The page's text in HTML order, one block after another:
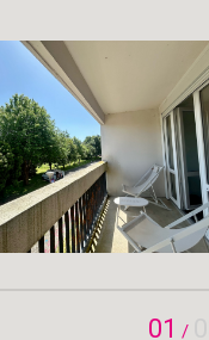
01 /